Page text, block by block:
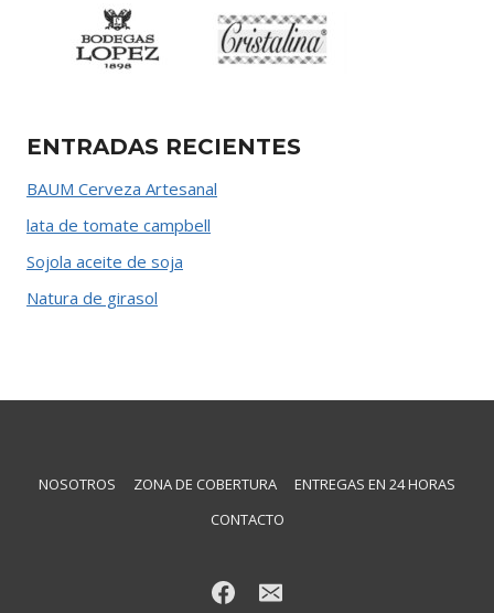
ENTRADAS RECIENTES
BAUM Cerveza Artesanal
lata de tomate campbell
Sojola aceite de soja
Natura de girasol
NOSOTROS ZONA DE COBERTURA
ENTREGAS EN 24 HORAS
CONTACTO